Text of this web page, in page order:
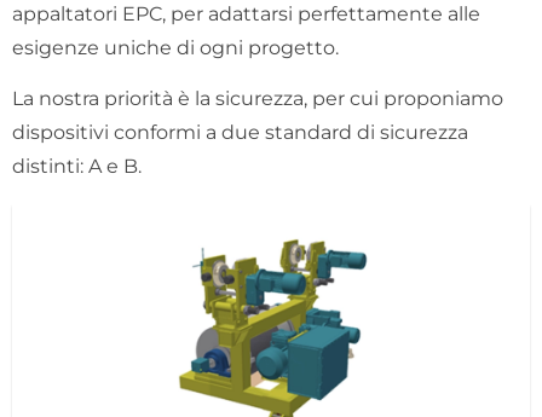
appaltatori EPC, per adattarsi perfettamente alle
esigenze uniche di ogni progetto.
La nostra priorità è la sicurezza, per cui proponiamo
dispositivi conformi a due standard di sicurezza
distinti: A e B.